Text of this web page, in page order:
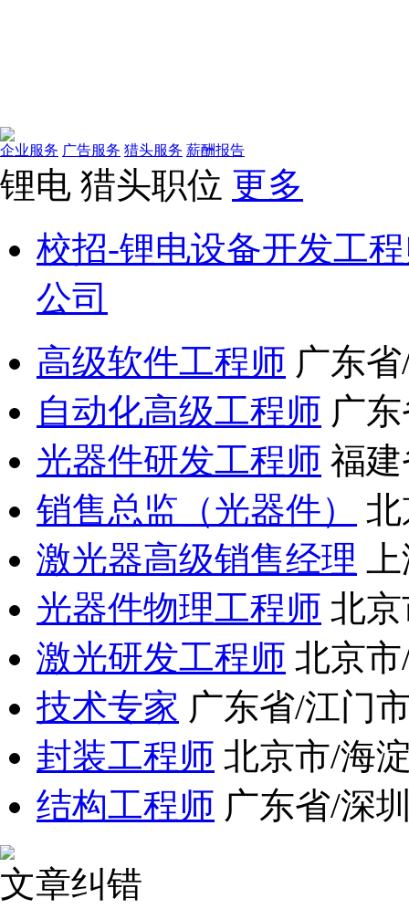
企业服务 广告服务 猎头服务 薪酬报告
锂电 猎头职位 更多
校招-锂电设备开发工
公司
高级软件工程师 广东
自动化高级工程师 广
光器件研发工程师 福
销售总监（光器件）
激光器高级销售经理
光器件物理工程师 北
激光研发工程师 北京
技术专家 广东省/江门
封装工程师 北京市/海
结构工程师 广东省/深
文章纠错